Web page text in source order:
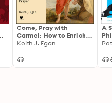
Come, Pray with
Carmel: How to Enrich
Your Spiritual Life with
Keith J. Egan
A